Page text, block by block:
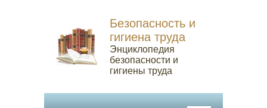
Безопасность и
гигиена труда
Энциклопедия
безопасности и
гигиены труда